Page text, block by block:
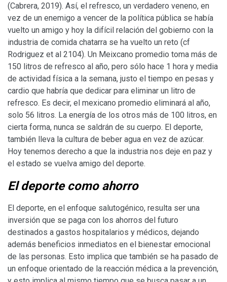
(Cabrera, 2019). Así, el refresco, un verdadero veneno, en
vez de un enemigo a vencer de la política pública se había
vuelto un amigo y hoy la difícil relación del gobierno con la
industria de comida chatarra se ha vuelto un reto (cf
Rodriguez et al 2104). Un Meixcano promedio toma más de
150 litros de refresco al año, pero sólo hace 1 hora y media
de actividad física a la semana, justo el tiempo en pesas y
cardio que habría que dedicar para eliminar un litro de
refresco. Es decir, el mexicano promedio eliminará al año,
solo 56 litros. La energía de los otros más de 100 litros, en
cierta forma, nunca se saldrán de su cuerpo. El deporte,
también lleva la cultura de beber agua en vez de azúcar.
Hoy tenemos derecho a que la industria nos deje en paz y
el estado se vuelva amigo del deporte.
El deporte como ahorro
El deporte, en el enfoque salutogénico, resulta ser una
inversión que se paga con los ahorros del futuro
destinados a gastos hospitalarios y médicos, dejando
además beneficios inmediatos en el bienestar emocional
de las personas. Esto implica que también se ha pasado de
un enfoque orientado de la reacción médica a la prevención,